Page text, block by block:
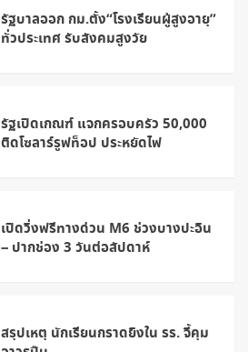
รัฐบาลออก กม.ตั้ง“โรงเรียนผู้สูงอายุ”
ทั่วประเทศ รับสังคมสูงวัย
รัฐเปิดเกณฑ์ แจกครอบครัว 50,000
ติดโซลาร์รูฟท็อป ประหยัดไฟ
เปิดวิ่งฟรีทางด่วน M6 ช่วงบางปะอิน
– ปากช่อง 3 วันต่อสัปดาห์
สรุปเหตุ นักเรียนกราดยิงใน รร. จี้คุม